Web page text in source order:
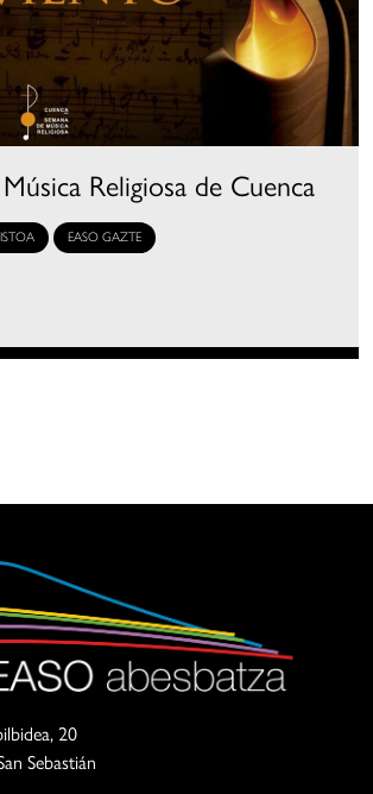
Religiosa de Cuenca
EASO GAZTE
20
Sebastián